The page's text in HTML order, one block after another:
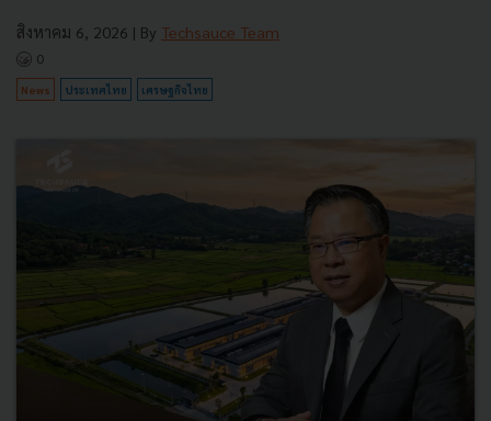
สิงหาคม 6, 2026 | By Techsauce Team
0
News ประเทศไทย เศรษฐกิจไทย